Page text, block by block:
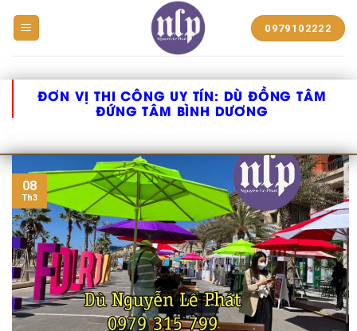
NHỰA
0979102222
ĐƠN VỊ THI CÔNG UY TÍN: DÙ ĐỒNG TÂM
ĐỨNG TÂM BÌNH DƯƠNG
08
Th3